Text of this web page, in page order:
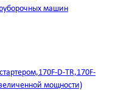
машин
D-TR,170F-
мощности)